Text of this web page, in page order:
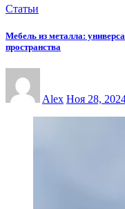
Статьи
Мебель из металла:
пространства
Alex Ноя 28,